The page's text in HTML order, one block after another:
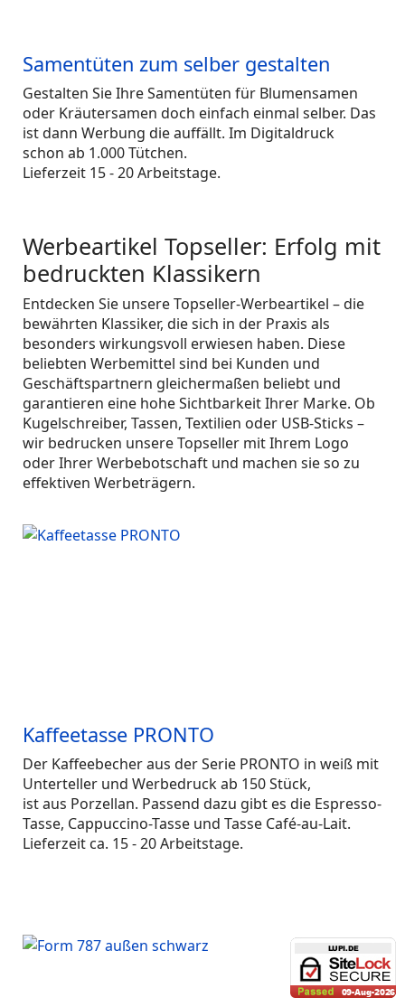
Samentüten zum selber gestalten
Gestalten Sie Ihre Samentüten für Blumensamen
oder Kräutersamen doch einfach einmal selber. Das
ist dann Werbung die auffällt. Im Digitaldruck
schon ab 1.000 Tütchen.
Lieferzeit 15 - 20 Arbeitstage.
Werbeartikel Topseller: Erfolg mit
bedruckten Klassikern
Entdecken Sie unsere Topseller-Werbeartikel – die
bewährten Klassiker, die sich in der Praxis als
besonders wirkungsvoll erwiesen haben. Diese
beliebten Werbemittel sind bei Kunden und
Geschäftspartnern gleichermaßen beliebt und
garantieren eine hohe Sichtbarkeit Ihrer Marke. Ob
Kugelschreiber, Tassen, Textilien oder USB-Sticks –
wir bedrucken unsere Topseller mit Ihrem Logo
oder Ihrer Werbebotschaft und machen sie so zu
effektiven Werbeträgern.
Kaffeetasse PRONTO
Der Kaffeebecher aus der Serie PRONTO in weiß mit
Unterteller und Werbedruck ab 150 Stück,
ist aus Porzellan. Passend dazu gibt es die Espresso-
Tasse, Cappuccino-Tasse und Tasse Café-au-Lait.
Lieferzeit ca. 15 - 20 Arbeitstage.